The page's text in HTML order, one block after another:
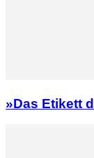
»Das Etikett